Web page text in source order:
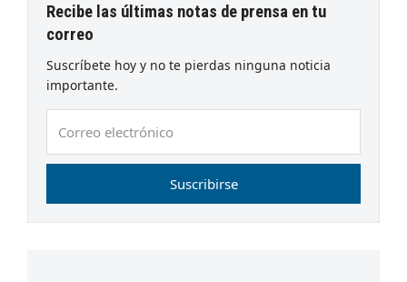
Recibe las últimas notas de prensa en tu
correo
Suscríbete hoy y no te pierdas ninguna noticia
importante.
electrónico
Suscribirse